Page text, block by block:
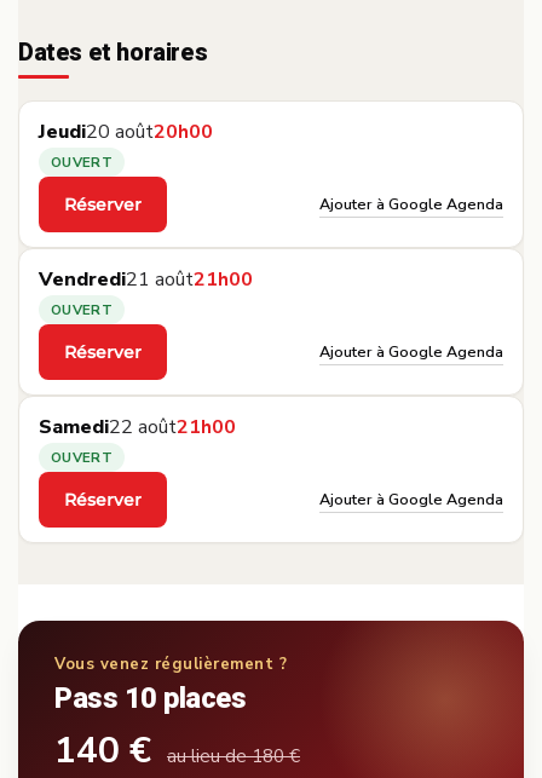
Dates et horaires
Jeudi20 août20h00
OUVERT
Réserver
·
Ajouter à Google Agenda
Vendredi21 août21h00
OUVERT
Réserver
·
Ajouter à Google Agenda
Samedi22 août21h00
OUVERT
Réserver
·
Ajouter à Google Agenda
Vous venez régulièrement ?
Pass 10 places
140 € au lieu de 180 €